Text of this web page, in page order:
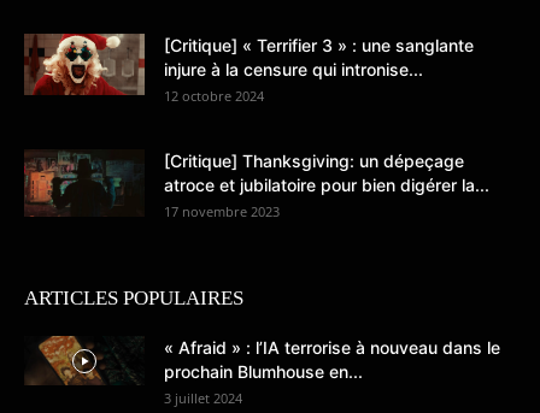
[Critique] « Terrifier 3 » : une sanglante
injure à la censure qui intronise...
12 octobre 2024
[Critique] Thanksgiving: un dépeçage
atroce et jubilatoire pour bien digérer la...
17 novembre 2023
ARTICLES POPULAIRES
« Afraid » : l’IA terrorise à nouveau dans le
prochain Blumhouse en...
3 juillet 2024